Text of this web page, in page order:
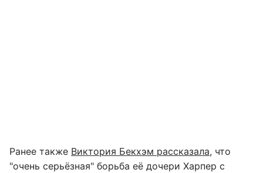
Ранее также Виктория Бекхэм рассказала, что
"очень серьёзная" борьба её дочери Харпер с